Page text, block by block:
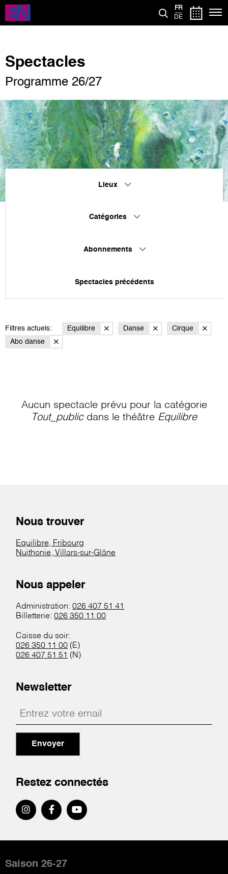
Aller
contenu
FR
DE
Spectacles
Programme 26/27
Lieux
Catégories
Abonnements
Spectacles précédents
Filtres actuels: Equilibre Danse
Cirque
Abo danse
Aucun spectacle prévu pour la catégorie
Tout_publicdans le théâtre Equilibre
Nous trouver
Equilibre, Fribourg
Nuithonie, Villars-sur-Glâne
Nous appeler
Administration:026 407 51 41
Billetterie:026 350 11 00
Caisse du soir:
026 350 11 00 (E)
026 407 51 51 (N)
Newsletter
Envoyer
Restez connectés
de
Saison 26-27